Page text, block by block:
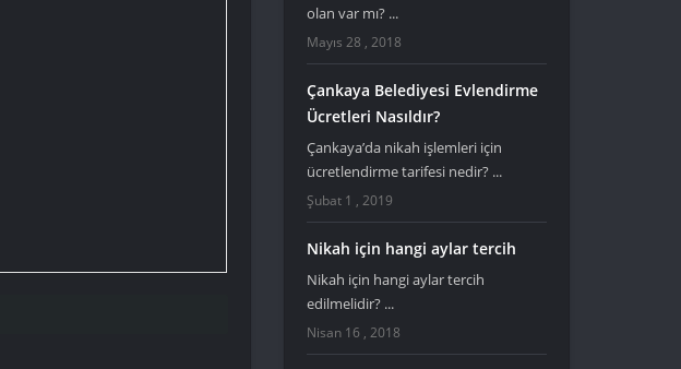
olan var mı? ...
Mayıs 28 , 2018
Çankaya Belediyesi Evlendirme
Ücretleri Nasıldır?
Çankaya’da nikah işlemleri için
ücretlendirme tarifesi nedir? ...
Şubat 1 , 2019
Nikah için hangi aylar tercih
Nikah için hangi aylar tercih
edilmelidir? ...
Nisan 16 , 2018